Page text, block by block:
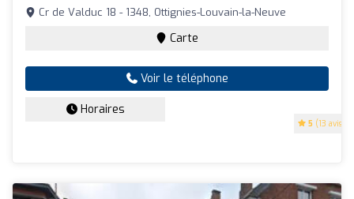
5 (13 avis)
Cr de Valduc 18 - 1348, Ottignies-Louvain-la-Neuve
Carte
Voir le téléphone
Horaires